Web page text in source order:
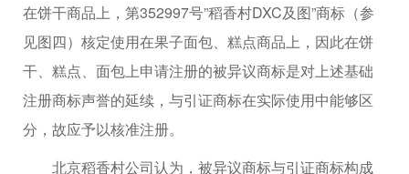
在饼干商品上，第352997号”稻香村DXC及图”商标（参
见图四）核定使用在果子面包、糕点商品上，因此在饼
干、糕点、面包上申请注册的被异议商标是对上述基础
注册商标声誉的延续，与引证商标在实际使用中能够区
分，故应予以核准注册。
北京稻香村公司认为，被异议商标与引证商标构成